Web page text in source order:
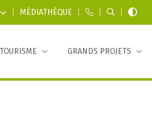
MÉDIATHÈQUE
TOURISME GRANDS PROJETS